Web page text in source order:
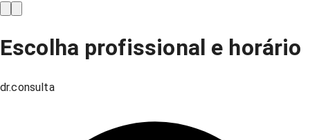
Escolha profissional e horário
dr.consulta